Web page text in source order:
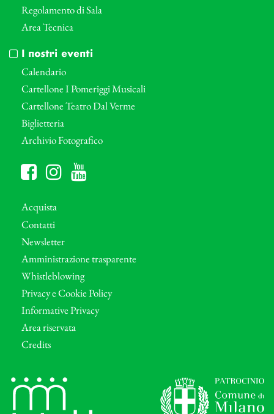
Regolamento di Sala
Area Tecnica
I nostri eventi
Calendario
Cartellone I Pomeriggi Musicali
Cartellone Teatro Dal Verme
Biglietteria
Archivio Fotografico
Acquista
Contatti
Newsletter
Amministrazione trasparente
Whistleblowing
Privacy e Cookie Policy
Informative Privacy
Area riservata
Credits